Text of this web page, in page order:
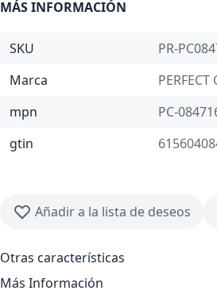
MÁS INFORMACIÓN
SKU
PR-
Marca
PERFECT
mpn
PC-
gtin
Añadir a la lista de deseos
Otras características
Más Información